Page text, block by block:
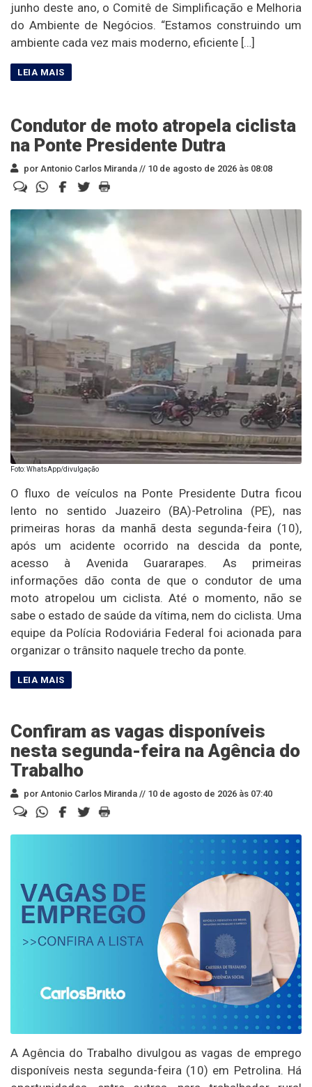
junho deste ano, o Comitê de Simplificação e Melhoria
do Ambiente de Negócios. “Estamos construindo um
ambiente cada vez mais moderno, eficiente […]
Condutor de moto atropela ciclista
na Ponte Presidente Dutra
por Antonio Carlos Miranda // 10 de agosto de 2026 às 08:08
Foto: WhatsApp/divulgação
O fluxo de veículos na Ponte Presidente Dutra ficou
lento no sentido Juazeiro (BA)-Petrolina (PE), nas
primeiras horas da manhã desta segunda-feira (10),
após um acidente ocorrido na descida da ponte,
acesso à Avenida Guararapes. As primeiras
informações dão conta de que o condutor de uma
moto atropelou um ciclista. Até o momento, não se
sabe o estado de saúde da vítima, nem do ciclista. Uma
equipe da Polícia Rodoviária Federal foi acionada para
organizar o trânsito naquele trecho da ponte.
Confiram as vagas disponíveis
nesta segunda-feira na Agência do
Trabalho
por Antonio Carlos Miranda // 10 de agosto de 2026 às 07:40
A Agência do Trabalho divulgou as vagas de emprego
disponíveis nesta segunda-feira (10) em Petrolina. Há